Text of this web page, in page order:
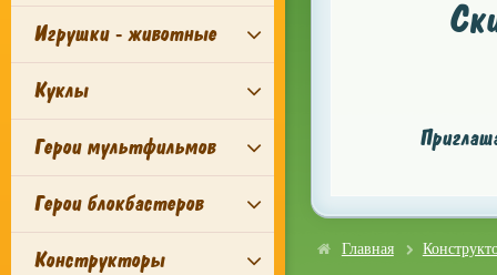
Игрушки - животные
Куклы
Герои мультфильмов
Герои блокбастеров
Конструкторы Главная